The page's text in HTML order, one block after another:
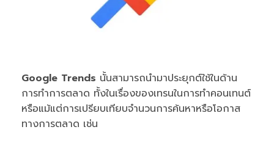
Google Trends นั้นสามารถนำมาประยุกต์ใช้ในด้าน
การทำการตลาด ทั้งในเรื่องของเทรนในการทำคอนเทนต์
หรือแม้แต่การเปรียบเทียบจำนวนการค้นหาหรือโอกาส
ทางการตลาด เช่น